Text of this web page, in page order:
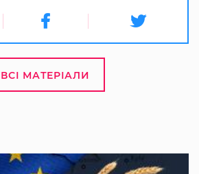
ВСІ МАТЕРІАЛИ